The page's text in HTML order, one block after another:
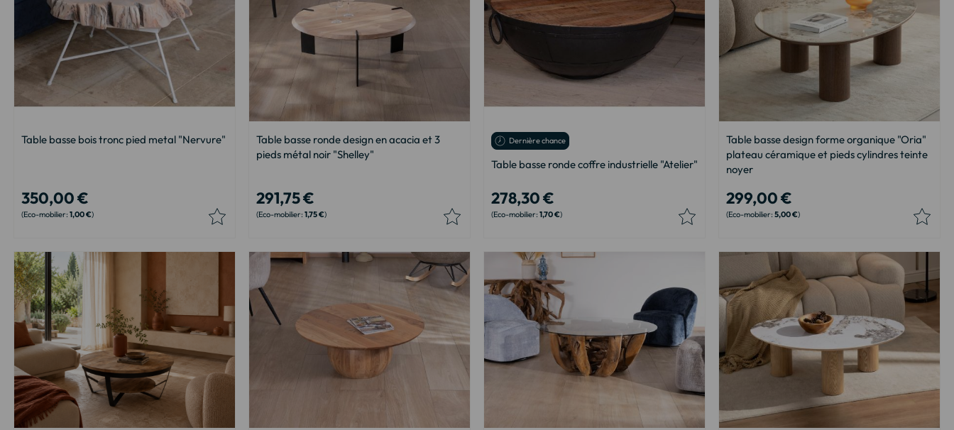
Table basse bois tronc pied metal "Nervure"
350,00 €
1,00 €
Table basse ronde design en acacia et 3
pieds métal noir "Shelley"
291,75 €
1,75 €
Dernière chance
Table basse ronde coffre industrielle "Atelier"
278,30 €
1,70 €
Table basse design forme organique "Oria"
plateau céramique et pieds cylindres teinte
noyer
299,00 €
5,00 €